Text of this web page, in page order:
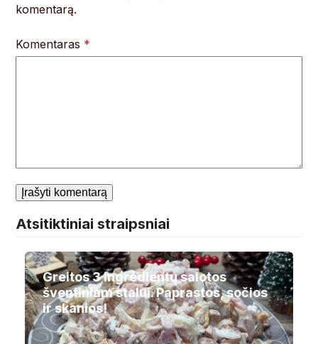
komentarą.
Komentaras *
Atsitiktiniai straipsniai
Greitos 3 ingredientų salotos
šventiniam stalui. Paprastos, sočios
ir skanios!